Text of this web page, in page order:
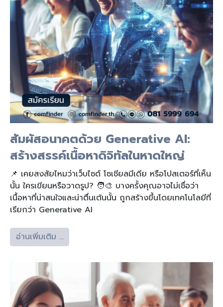
สัมผัสอนาคตด้วย Generative AI:
สร้างสรรค์เนื้อหาดิจิทัลในหาดใหญ่
📌 เคยสงสัยไหมว่าเว็บไซต์ โซเชียลมีเดีย หรือโปสเตอร์ที่เห็น
นั้น ใครเขียนหรือวาดรูป? 🧑‍🎨 บางครั้งคุณอาจไม่เชื่อว่า
เนื้อหาที่น่าสนใจและน่าตื่นเต้นนั้น ถูกสร้างขึ้นโดยเทคโนโลยีที่
เรียกว่า Generative AI
อ่านเพิ่มเติม …